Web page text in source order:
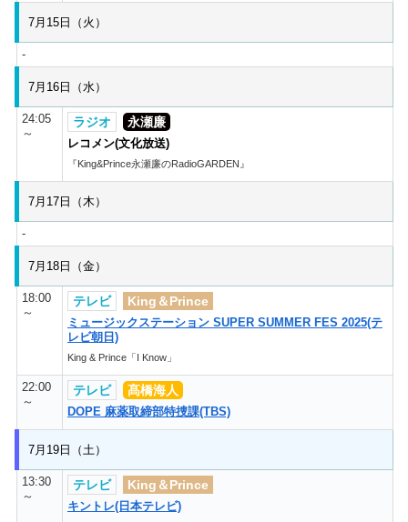
7月15日（火）
-
7月16日（水）
24:05
～
ラジオ 永瀬廉
レコメン(文化放送)
『King&Prince永瀬廉のRadioGARDEN』
7月17日（木）
-
7月18日（金）
18:00
～
テレビ King＆Prince
ミュージックステーション SUPER SUMMER FES 2025(テ
レビ朝日)
King & Prince「I Know」
22:00
～
テレビ 髙橋海人
DOPE 麻薬取締部特捜課(TBS)
7月19日（土）
13:30
～
テレビ King＆Prince
キントレ(日本テレビ)